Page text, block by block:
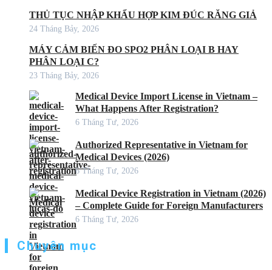
THỦ TỤC NHẬP KHẨU HỢP KIM ĐÚC RĂNG GIẢ
24 Tháng Bảy, 2026
MÁY CẢM BIẾN ĐO SPO2 PHÂN LOẠI B HAY
PHÂN LOẠI C?
23 Tháng Bảy, 2026
Medical Device Import License in Vietnam –
What Happens After Registration?
6 Tháng Tư, 2026
Authorized Representative in Vietnam for
Medical Devices (2026)
6 Tháng Tư, 2026
Medical Device Registration in Vietnam (2026)
– Complete Guide for Foreign Manufacturers
6 Tháng Tư, 2026
Chuyên mục